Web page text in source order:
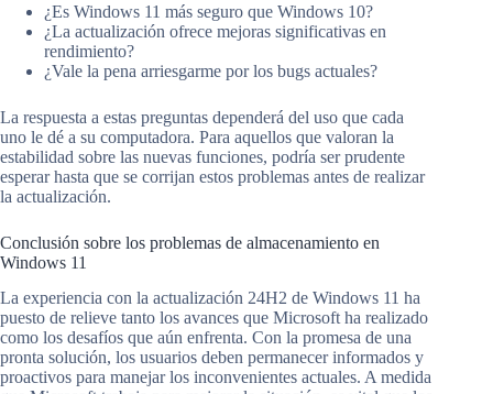
¿Es Windows 11 más seguro que Windows 10?
¿La actualización ofrece mejoras significativas en
rendimiento?
¿Vale la pena arriesgarme por los bugs actuales?
La respuesta a estas preguntas dependerá del uso que cada
uno le dé a su computadora. Para aquellos que valoran la
estabilidad sobre las nuevas funciones, podría ser prudente
esperar hasta que se corrijan estos problemas antes de realizar
la actualización.
Conclusión sobre los problemas de almacenamiento en
Windows 11
La experiencia con la actualización 24H2 de Windows 11 ha
puesto de relieve tanto los avances que Microsoft ha realizado
como los desafíos que aún enfrenta. Con la promesa de una
pronta solución, los usuarios deben permanecer informados y
proactivos para manejar los inconvenientes actuales. A medida